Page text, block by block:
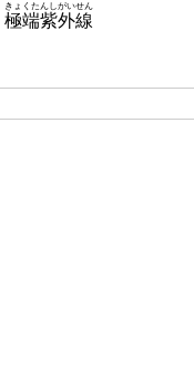
極端紫外線
きょくたんしがいせん